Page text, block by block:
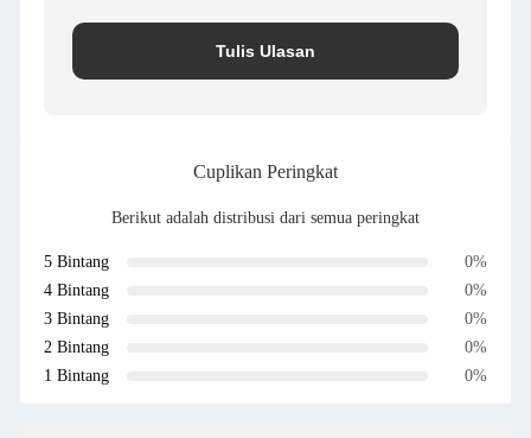
Tulis Ulasan
Cuplikan Peringkat
Berikut adalah distribusi dari semua peringkat
5 Bintang
0%
4 Bintang
0%
3 Bintang
0%
2 Bintang
0%
1 Bintang
0%